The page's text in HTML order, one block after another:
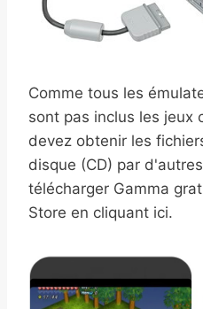
Comme tous les
sont pas inclus les jeux
devez obtenir les
disque (CD) par
télécharger Gamma
Store en cliquant ici.